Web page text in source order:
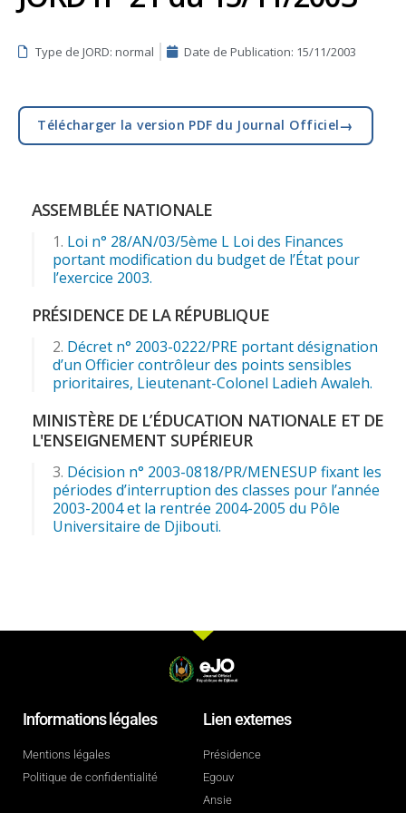
Type de JORD: normal Date de Publication: 15/11/2003
Télécharger la version PDF du Journal Officiel→
ASSEMBLÉE NATIONALE
Loi n° 28/AN/03/5ème L Loi des Finances
portant modification du budget de l’État pour
l’exercice 2003.
PRÉSIDENCE DE LA RÉPUBLIQUE
Décret n° 2003-0222/PRE portant désignation
d’un Officier contrôleur des points sensibles
prioritaires, Lieutenant-Colonel Ladieh Awaleh.
MINISTÈRE DE L’ÉDUCATION NATIONALE ET DE
L'ENSEIGNEMENT SUPÉRIEUR
Décision n° 2003-0818/PR/MENESUP fixant les
périodes d’interruption des classes pour l’année
2003-2004 et la rentrée 2004-2005 du Pôle
Universitaire de Djibouti.
Informations légales
Mentions légales
Politique de confidentialité
Lien externes
Présidence
Egouv
Ansie